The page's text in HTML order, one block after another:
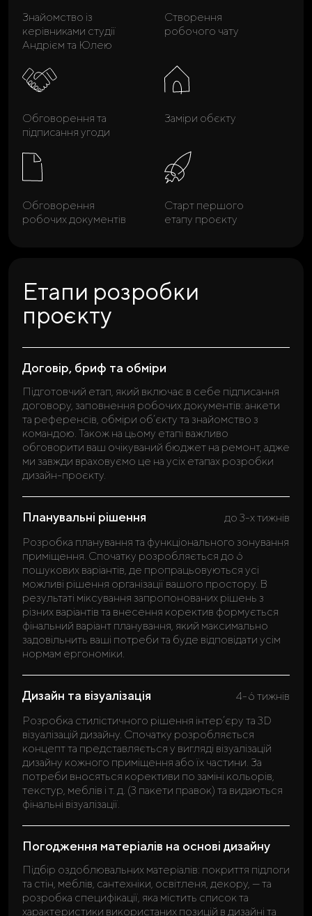
Знайомство із
керівниками студії
Андрієм та Юлею
Створення
робочого чату
Обговорення та
підписання угоди
Заміри обєкту
Обговорення
робочих документів
Старт першого
етапу проєкту
Етапи розробки
проєкту
Договір, бриф та обміри
Підготовчий етап, який включає в себе підписання
договору, заповнення робочих документів: анкети
та референсів, обміри об’єкту та знайомство з
командою. Також на цьому етапі важливо
обговорити ваш очікуваний бюджет на ремонт, адже
ми завжди враховуємо це на усіх етапах розробки
дизайн-проєкту.
Планувальні рішення
до 3-х тижнів
Розробка планування та функціонального зонування
приміщення. Спочатку розробляється до 6
пошукових варіантів, де пропрацьовуються усі
можливі рішення організації вашого простору. В
результаті міксування запропонованих рішень з
різних варіантів та внесення коректив формується
фінальний варіант планування, який максимально
задовільнить ваші потреби та буде відповідати усім
нормам ергономіки.
Дизайн та візуалізація
4-6 тижнів
Розробка стилістичного рішення інтер’єру та 3D
візуалізацій дизайну. Спочатку розробляється
концепт та представляється у вигляді візуалізацій
дизайну кожного приміщення або їх частини. За
потреби вносяться корективи по заміні кольорів,
текстур, меблів і т. д. (3 пакети правок) та видаються
фінальні візуалізації.
Погодження матеріалів на основі дизайну
Підбір оздоблювальних матеріалів: покриття підлоги
та стін, меблів, сантехніки, освітленя, декору, — та
розробка специфікації, яка містить список та
характеристики використаних позицій в дизайні та